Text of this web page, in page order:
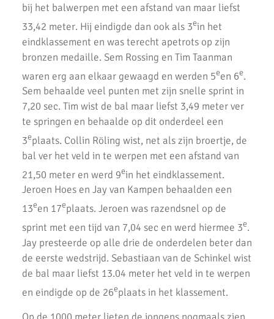
bij het balwerpen met een afstand van maar liefst
33,42 meter. Hij eindigde dan ook als 3ein het
eindklassement en was terecht apetrots op zijn
bronzen medaille. Sem Rossing en Tim Taanman
waren erg aan elkaar gewaagd en werden 5een 6e.
Sem behaalde veel punten met zijn snelle sprint in
7,20 sec. Tim wist de bal maar liefst 3,49 meter ver
te springen en behaalde op dit onderdeel een
3eplaats. Collin Röling wist, net als zijn broertje, de
bal ver het veld in te werpen met een afstand van
21,50 meter en werd 9ein het eindklassement.
Jeroen Hoes en Jay van Kampen behaalden een
13een 17eplaats. Jeroen was razendsnel op de
sprint met een tijd van 7,04 sec en werd hiermee 3e.
Jay presteerde op alle drie de onderdelen beter dan
de eerste wedstrijd. Sebastiaan van de Schinkel wist
de bal maar liefst 13.04 meter het veld in te werpen
en eindigde op de 26eplaats in het klassement.